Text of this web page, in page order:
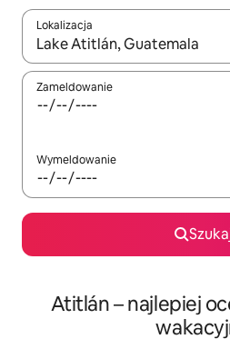
Lokalizacja
Gdy wyniki będą dostępne,
Zameldowanie
Wymeldowanie
Atitlán – najlepiej